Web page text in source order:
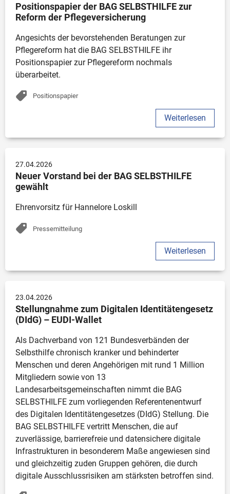
Positionspapier der BAG SELBSTHILFE zur
Reform der Pflegeversicherung
Angesichts der bevorstehenden Beratungen zur
Pflegereform hat die BAG SELBSTHILFE ihr
Positionspapier zur Pflegereform nochmals
überarbeitet.
Positionspapier
Weiterlesen
27.04.2026
Neuer Vorstand bei der BAG SELBSTHILFE
gewählt
Ehrenvorsitz für Hannelore Loskill
Pressemitteilung
Weiterlesen
23.04.2026
Stellungnahme zum Digitalen Identitätengesetz
(DIdG) – EUDI-Wallet
Als Dachverband von 121 Bundesverbänden der
Selbsthilfe chronisch kranker und behinderter
Menschen und deren Angehörigen mit rund 1 Million
Mitgliedern sowie von 13
Landesarbeitsgemeinschaften nimmt die BAG
SELBSTHILFE zum vorliegenden Referentenentwurf
des Digitalen Identitätengesetzes (DIdG) Stellung. Die
BAG SELBSTHILFE vertritt Menschen, die auf
zuverlässige, barrierefreie und datensichere digitale
Infrastrukturen in besonderem Maße angewiesen sind
und gleichzeitig zuden Gruppen gehören, die durch
digitale Ausschlussrisiken am stärksten betroffen sind.